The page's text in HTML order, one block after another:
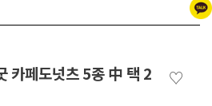
카페도넛츠 5종 中 택 2
♡